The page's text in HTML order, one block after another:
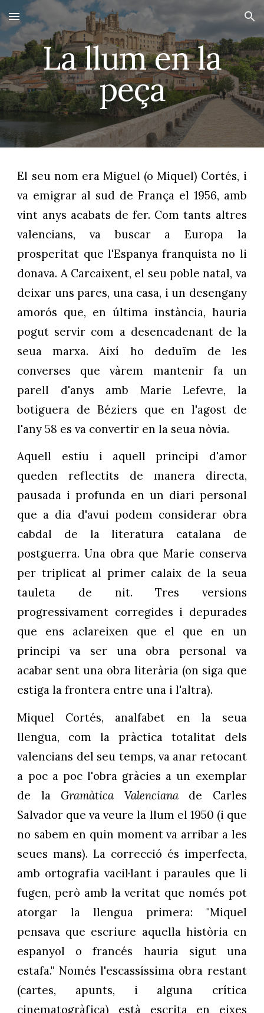
Skip to main content Skip to navigation
La llum en la
peça
El seu nom era Miguel (o Miquel) Cortés, i
va emigrar al sud de França el 1956, amb
vint anys acabats de fer. Com tants altres
valencians, va buscar a Europa la
prosperitat que l'Espanya franquista no li
donava. A Carcaixent, el seu poble natal, va
deixar uns pares, una casa, i un desengany
amorós que, en última instància, hauria
pogut servir com a desencadenant de la
seua marxa. Així ho deduïm de les
converses que vàrem mantenir fa un
parell d'anys amb Marie Lefevre, la
botiguera de Béziers que en l'agost de
l'any 58 es va convertir en la seua nòvia.
Aquell estiu i aquell principi d'amor
queden reflectits de manera directa,
pausada i profunda en un diari personal
que a dia d'avui podem considerar obra
cabdal de la literatura catalana de
postguerra. Una obra que Marie conserva
per triplicat al primer calaix de la seua
tauleta de nit. Tres versions
progressivament corregides i depurades
que ens aclareixen que el que en un
principi va ser una obra personal va
acabar sent una obra literària (on siga que
estiga la frontera entre una i l'altra).
Miquel Cortés, analfabet en la seua
llengua, com la pràctica totalitat dels
valencians del seu temps, va anar retocant
a poc a poc l'obra gràcies a un exemplar
de la Gramàtica Valencianade Carles
Salvador que va veure la llum el 1950 (i que
no sabem en quin moment va arribar a les
seues mans). La correcció és imperfecta,
amb ortografia vacil·lant i paraules que li
fugen, però amb la veritat que només pot
atorgar la llengua primera: "Miquel
pensava que escriure aquella història en
espanyol o francés hauria sigut una
estafa." Només l'escassíssima obra restant
(cartes, apunts, i alguna crítica
cinematogràfica) està escrita en eixes